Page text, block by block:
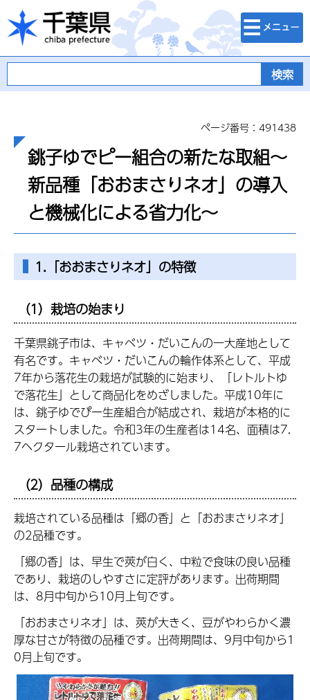
千葉県
検索・メニュ
ー
ページ番号：491438
銚子ゆでピー組合の新たな取組～
新品種「おおまさりネオ」の導入
と機械化による省力化～
1.「おおまさりネオ」の特徴
（1）栽培の始まり
千葉県銚子市は、キャベツ・だいこんの一大産地として
有名です。キャベツ・だいこんの輪作体系として、平成
7年から落花生の栽培が試験的に始まり、「レトルトゆ
で落花生」として商品化をめざしました。平成10年に
は、銚子ゆでぴー生産組合が結成され、栽培が本格的に
スタートしました。令和3年の生産者は14名、面積は7.
7ヘクタール栽培されています。
（2）品種の構成
栽培されている品種は「郷の香」と「おおまさりネオ」
の2品種です。
「郷の香」は、早生で莢が白く、中粒で食味の良い品種
であり、栽培のしやすさに定評があります。出荷期間
は、8月中旬から10月上旬です。
「おおまさりネオ」は、莢が大きく、豆がやわらかく濃
厚な甘さが特徴の品種です。出荷期間は、9月中旬から1
0月上旬です。